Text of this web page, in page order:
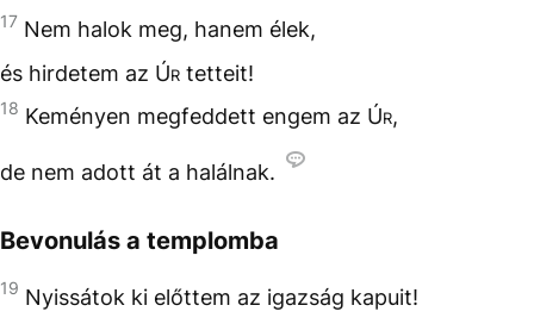
17 Nem halok meg, hanem élek,
és hirdetem az Úr tetteit!
18 Keményen megfeddett engem az Úr,
de nem adott át a halálnak.
Bevonulás a templomba
19 Nyissátok ki előttem az igazság kapuit!